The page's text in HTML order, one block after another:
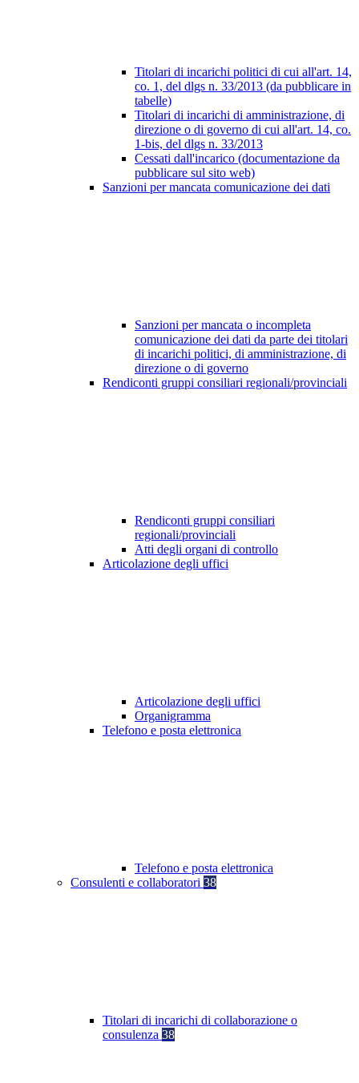
Titolari di incarichi politici di cui all'art. 14,
co. 1, del dlgs n. 33/2013 (da pubblicare in
tabelle)
Titolari di incarichi di amministrazione, di
direzione o di governo di cui all'art. 14, co.
1-bis, del dlgs n. 33/2013
Cessati dall'incarico (documentazione da
pubblicare sul sito web)
Sanzioni per mancata comunicazione dei dati
Sanzioni per mancata o incompleta
comunicazione dei dati da parte dei titolari
di incarichi politici, di amministrazione, di
direzione o di governo
Rendiconti gruppi consiliari regionali/provinciali
Rendiconti gruppi consiliari
regionali/provinciali
Atti degli organi di controllo
Articolazione degli uffici
Articolazione degli uffici
Organigramma
Telefono e posta elettronica
Telefono e posta elettronica
Consulenti e collaboratori 38
Titolari di incarichi di collaborazione o
consulenza 38